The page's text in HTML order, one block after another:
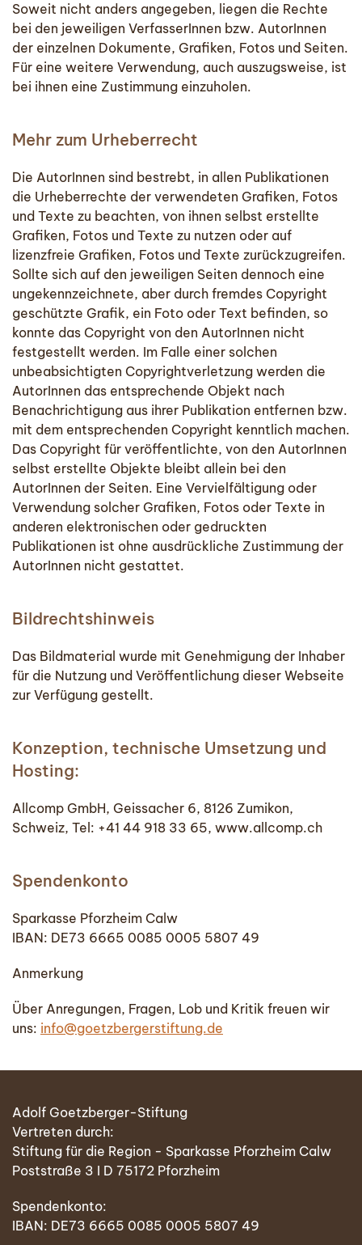
Soweit nicht anders angegeben, liegen die Rechte
bei den jeweiligen VerfasserInnen bzw. AutorInnen
der einzelnen Dokumente, Grafiken, Fotos und Seiten.
Für eine weitere Verwendung, auch auszugsweise, ist
bei ihnen eine Zustimmung einzuholen.
Mehr zum Urheberrecht
Die AutorInnen sind bestrebt, in allen Publikationen
die Urheberrechte der verwendeten Grafiken, Fotos
und Texte zu beachten, von ihnen selbst erstellte
Grafiken, Fotos und Texte zu nutzen oder auf
lizenzfreie Grafiken, Fotos und Texte zurückzugreifen.
Sollte sich auf den jeweiligen Seiten dennoch eine
ungekennzeichnete, aber durch fremdes Copyright
geschützte Grafik, ein Foto oder Text befinden, so
konnte das Copyright von den AutorInnen nicht
festgestellt werden. Im Falle einer solchen
unbeabsichtigten Copyrightverletzung werden die
AutorInnen das entsprechende Objekt nach
Benachrichtigung aus ihrer Publikation entfernen bzw.
mit dem entsprechenden Copyright kenntlich machen.
Das Copyright für veröffentlichte, von den AutorInnen
selbst erstellte Objekte bleibt allein bei den
AutorInnen der Seiten. Eine Vervielfältigung oder
Verwendung solcher Grafiken, Fotos oder Texte in
anderen elektronischen oder gedruckten
Publikationen ist ohne ausdrückliche Zustimmung der
AutorInnen nicht gestattet.
Bildrechtshinweis
Das Bildmaterial wurde mit Genehmigung der Inhaber
für die Nutzung und Veröffentlichung dieser Webseite
zur Verfügung gestellt.
Konzeption, technische Umsetzung und
Hosting:
Allcomp GmbH, Geissacher 6, 8126 Zumikon,
Schweiz, Tel: +41 44 918 33 65, www.allcomp.ch
Spendenkonto
Sparkasse Pforzheim Calw
IBAN: DE73 6665 0085 0005 5807 49
Anmerkung
Über Anregungen, Fragen, Lob und Kritik freuen wir
uns: info@goetzbergerstiftung.de
Adolf Goetzberger-Stiftung
Vertreten durch:
Stiftung für die Region - Sparkasse Pforzheim Calw
Poststraße 3 I D 75172 Pforzheim
Spendenkonto:
IBAN: DE73 6665 0085 0005 5807 49